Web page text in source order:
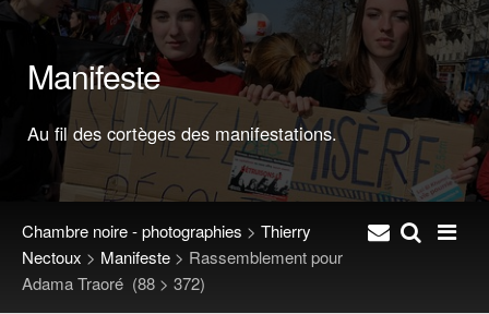
Manifeste
Au fil des cortèges des manifestations.
Chambre noire - photographies > Thierry
Nectoux > Manifeste > Rassemblement pour
Adama Traoré (88 > 372)